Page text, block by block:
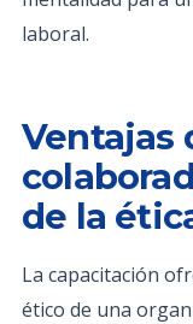
laboral.
Ventajas
de la
La capacitación
ético de una